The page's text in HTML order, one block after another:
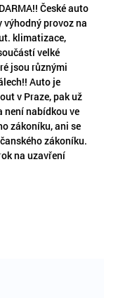
České auto
výhodný provoz na
klimatizace,
velké
jsou různými
Auto je
v Praze, pak už
není nabídkou ve
zákoníku, ani se
zákoníku.
na uzavření